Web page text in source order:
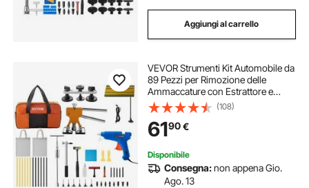
Aggiungi al carrello
VEVOR Strumenti Kit Automobile da
89 Pezzi per Rimozione delle
Ammaccature con Estrattore e
Pistola per Colla a Caldo, Kit
Rimozione per Carrozzeria
Ammaccata, Set Completo per Auto
di Riparazione
(108)
6190€
Disponibile
Consegna:non appena Gio.
Ago. 13